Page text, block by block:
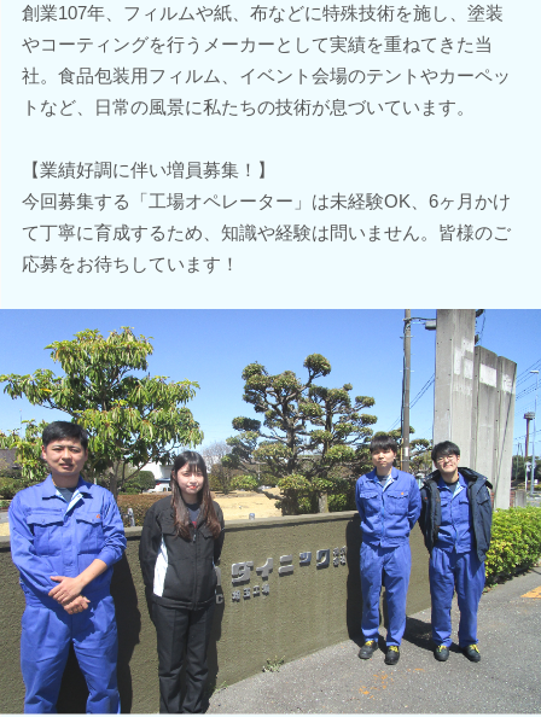
創業107年、フィルムや紙、布などに特殊技術を施し、塗装
やコーティングを行うメーカーとして実績を重ねてきた当
社。食品包装用フィルム、イベント会場のテントやカーペッ
トなど、日常の風景に私たちの技術が息づいています。
【業績好調に伴い増員募集！】
今回募集する「工場オペレーター」は未経験OK、6ヶ月かけ
て丁寧に育成するため、知識や経験は問いません。皆様のご
応募をお待ちしています！